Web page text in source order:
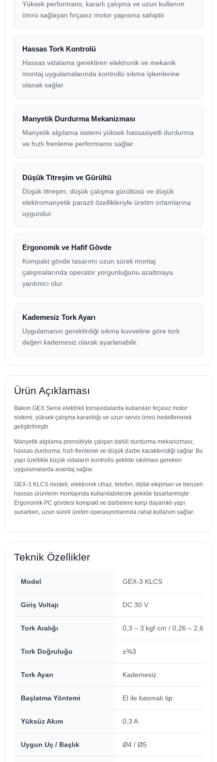
Yüksek performans, kararlı çalışma ve uzun kullanım
ömrü sağlayan fırçasız motor yapısına sahiptir.
Hassas Tork Kontrolü
Hassas vidalama gerektiren elektronik ve mekanik
montaj uygulamalarında kontrollü sıkma işlemlerine
olanak sağlar.
Manyetik Durdurma Mekanizması
Manyetik algılama sistemi yüksek hassasiyetli durdurma
ve hızlı frenleme performansı sağlar.
Düşük Titreşim ve Gürültü
Düşük titreşim, düşük çalışma gürültüsü ve düşük
elektromanyetik parazit özellikleriyle üretim ortamlarına
uygundur.
Ergonomik ve Hafif Gövde
Kompakt gövde tasarımı uzun süreli montaj
çalışmalarında operatör yorgunluğunu azaltmaya
yardımcı olur.
Kademesiz Tork Ayarı
Uygulamanın gerektirdiği sıkma kuvvetine göre tork
değeri kademesiz olarak ayarlanabilir.
Ürün Açıklaması
Bakon GEX Serisi elektrikli tornavidalarda kullanılan fırçasız motor
sistemi, yüksek çalışma kararlılığı ve uzun servis ömrü hedeflenerek
geliştirilmiştir.
Manyetik algılama prensibiyle çalışan dahili durdurma mekanizması;
hassas durdurma, hızlı frenleme ve düşük darbe karakteristiği sağlar. Bu
yapı özellikle küçük vidaların kontrollü şekilde sıkılması gereken
uygulamalarda avantaj sağlar.
GEX-3 KLCS modeli; elektronik cihaz, telefon, dijital ekipman ve benzeri
hassas ürünlerin montajında kullanılabilecek şekilde tasarlanmıştır.
Ergonomik PC gövdesi kompakt ve darbelere karşı dayanıklı yapı
sunarken, uzun süreli üretim operasyonlarında rahat kullanım sağlar.
Teknik Özellikler
Model GEX-3 KLCS
Giriş Voltajı DC 30 V
Tork Aralığı 0,3 – 3 kgf·cm / 0,26 – 2,6
Tork Doğruluğu ±%3
Tork Ayarı Kademesiz
Başlatma Yöntemi El ile basmalı tip
Yüksüz Akım 0,3 A
Uygun Uç / Başlık Ø4 / Ø5